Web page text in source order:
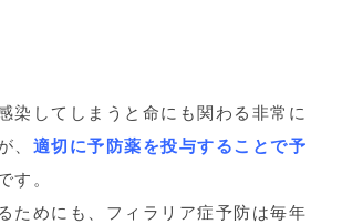
染してしまうと命にも関わる非常に
、 適切に予防薬を投与することで予
す。
ためにも、フィラリア症予防は毎年